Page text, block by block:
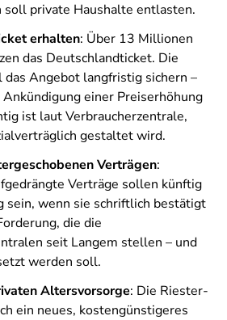
private Haushalte entlasten.
erhalten: Über 13 Millionen
das Deutschlandticket. Die
Angebot langfristig sichern –
einer Preiserhöhung
ist laut Verbraucherzentrale,
gestaltet wird.
Verträgen:
Verträge sollen künftig
sein, wenn sie schriftlich bestätigt
die die
seit Langem stellen – und
werden soll.
Altersvorsorge: Die Riester-
ein neues, kostengünstigeres